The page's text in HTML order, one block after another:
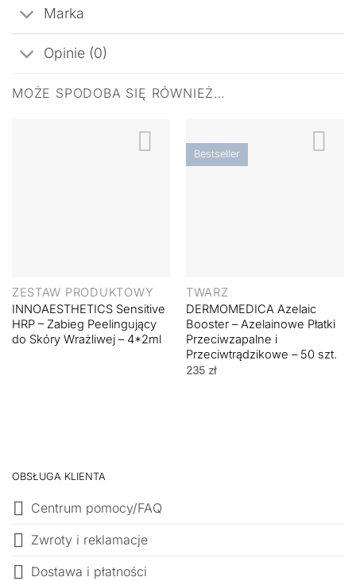
Marka
Opinie (0)
MOŻE SPODOBA SIĘ RÓWNIEŻ…
ZESTAW PRODUKTOWY
INNOAESTHETICS Sensitive
HRP – Zabieg Peelingujący
do Skóry Wrażliwej – 4*2ml
Bestseller
TWARZ
DERMOMEDICA Azelaic
Booster – Azelainowe Płatki
Przeciwzapalne i
Przeciwtrądzikowe – 50 szt.
235 zł
OBSŁUGA KLIENTA
Centrum pomocy/FAQ
Zwroty i reklamacje
Dostawa i płatności